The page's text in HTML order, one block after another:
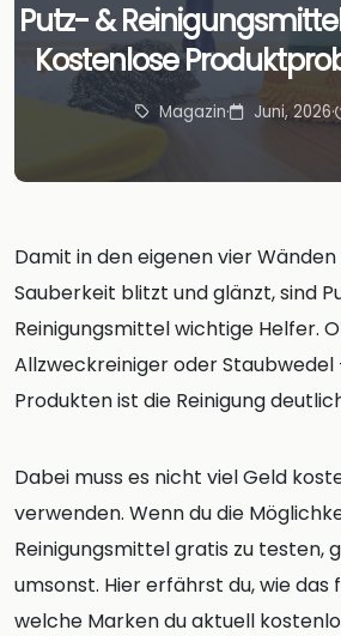
Putz- &
Kostenlose
Magazin· Juni, 2026·
Damit in den eigenen vier
Sauberkeit blitzt und glänzt, sind
Reinigungsmittel wichtige Helfer.
Allzweckreiniger oder
Produkten ist die Reinigung
Dabei muss es nicht viel Geld
verwenden. Wenn du die
Reinigungsmittel gratis zu testen,
umsonst. Hier erfährst du, wie das
welche Marken du aktuell